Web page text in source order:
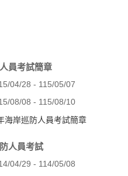
員考試簡章
04/28 - 115/05/07
08/08 - 115/08/10
海岸巡防人員考試簡章
人員考試
04/29 - 114/05/08